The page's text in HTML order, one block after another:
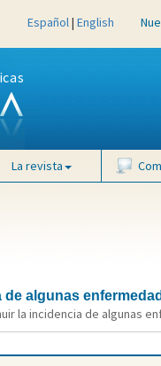
Español| English
La revista
algunas
la incidencia de algunas